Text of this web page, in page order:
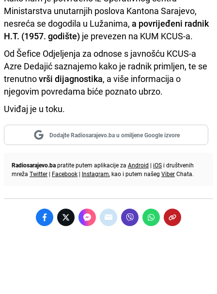
Ministarstva unutarnjih poslova Kantona Sarajevo,
nesreća se dogodila u Lužanima, a povrijeđeni radnik
H.T. (1957. godište) je prevezen na KUM KCUS-a.
Od Šefice Odjeljenja za odnose s javnošću KCUS-a
Azre Dedajić saznajemo kako je radnik primljen, te se
trenutnovrši dijagnostika, a više informacija o
njegovim povredama biće poznato ubrzo.
Uviđaj je u toku.
Dodajte Radiosarajevo.ba u omiljene Google izvore
Radiosarajevo.bapratite putem aplikacije za Android | iOS i društvenih
mreža Twitter | Facebook | Instagram, kao i putem našeg ViberChata.